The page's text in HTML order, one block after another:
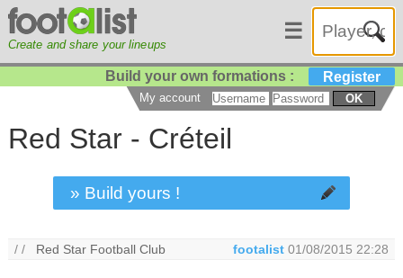
Create and share your lineups
☰
Build your own formations : Register
My account OK
Red Star - Créteil
» Build yours !
/ / Red Star Football Club footalist 01/08/2015 22:28